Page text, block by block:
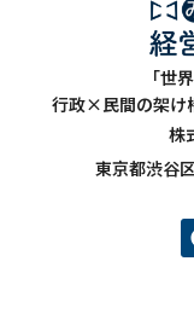
「世
行政×民間の架け
株
東京都渋谷